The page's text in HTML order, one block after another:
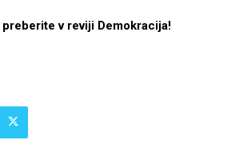
v reviji Demokracija!